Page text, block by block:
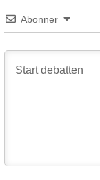
Abonner